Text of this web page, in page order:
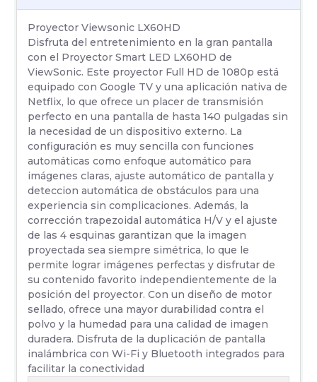
Proyector Viewsonic LX60HD
Disfruta del entretenimiento en la gran pantalla
con el Proyector Smart LED LX60HD de
ViewSonic. Este proyector Full HD de 1080p está
equipado con Google TV y una aplicación nativa de
Netflix, lo que ofrece un placer de transmisión
perfecto en una pantalla de hasta 140 pulgadas sin
la necesidad de un dispositivo externo. La
configuración es muy sencilla con funciones
automáticas como enfoque automático para
imágenes claras, ajuste automático de pantalla y
deteccion automática de obstáculos para una
experiencia sin complicaciones. Además, la
corrección trapezoidal automática H/V y el ajuste
de las 4 esquinas garantizan que la imagen
proyectada sea siempre simétrica, lo que le
permite lograr imágenes perfectas y disfrutar de
su contenido favorito independientemente de la
posición del proyector. Con un diseño de motor
sellado, ofrece una mayor durabilidad contra el
polvo y la humedad para una calidad de imagen
duradera. Disfruta de la duplicación de pantalla
inalámbrica con Wi-Fi y Bluetooth integrados para
facilitar la conectividad